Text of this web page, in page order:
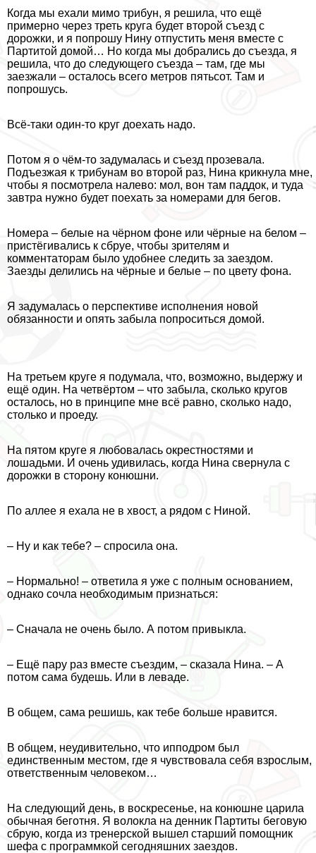
Когда мы ехали мимо трибун, я решила, что ещё
примерно через треть круга будет второй съезд с
дорожки, и я попрошу Нину отпустить меня вместе с
Партитой домой… Но когда мы добрались до съезда, я
решила, что до следующего съезда – там, где мы
заезжали – осталось всего метров пятьсот. Там и
попрошусь.
Всё-таки один-то круг доехать надо.
Потом я о чём-то задумалась и съезд прозевала.
Подъезжая к трибунам во второй раз, Нина крикнула мне,
чтобы я посмотрела налево: мол, вон там паддок, и туда
завтра нужно будет поехать за номерами для бегов.
Номера – белые на чёрном фоне или чёрные на белом –
пристёгивались к сбруе, чтобы зрителям и
комментаторам было удобнее следить за заездом.
Заезды делились на чёрные и белые – по цвету фона.
Я задумалась о перспективе исполнения новой
обязанности и опять забыла попроситься домой.
На третьем круге я подумала, что, возможно, выдержу и
ещё один. На четвёртом – что забыла, сколько кругов
осталось, но в принципе мне всё равно, сколько надо,
столько и проеду.
На пятом круге я любовалась окрестностями и
лошадьми. И очень удивилась, когда Нина свернула с
дорожки в сторону конюшни.
По аллее я ехала не в хвост, а рядом с Ниной.
– Ну и как тебе? – спросила она.
– Нормально! – ответила я уже с полным основанием,
однако сочла необходимым признаться:
– Сначала не очень было. А потом привыкла.
– Ещё пару раз вместе съездим, – сказала Нина. – А
потом сама будешь. Или в леваде.
В общем, сама решишь, как тебе больше нравится.
В общем, неудивительно, что ипподром был
единственным местом, где я чувствовала себя взрослым,
ответственным человеком…
На следующий день, в воскресенье, на конюшне царила
обычная беготня. Я волокла на денник Партиты беговую
сбрую, когда из тренерской вышел старший помощник
шефа с программкой сегодняшних заездов.